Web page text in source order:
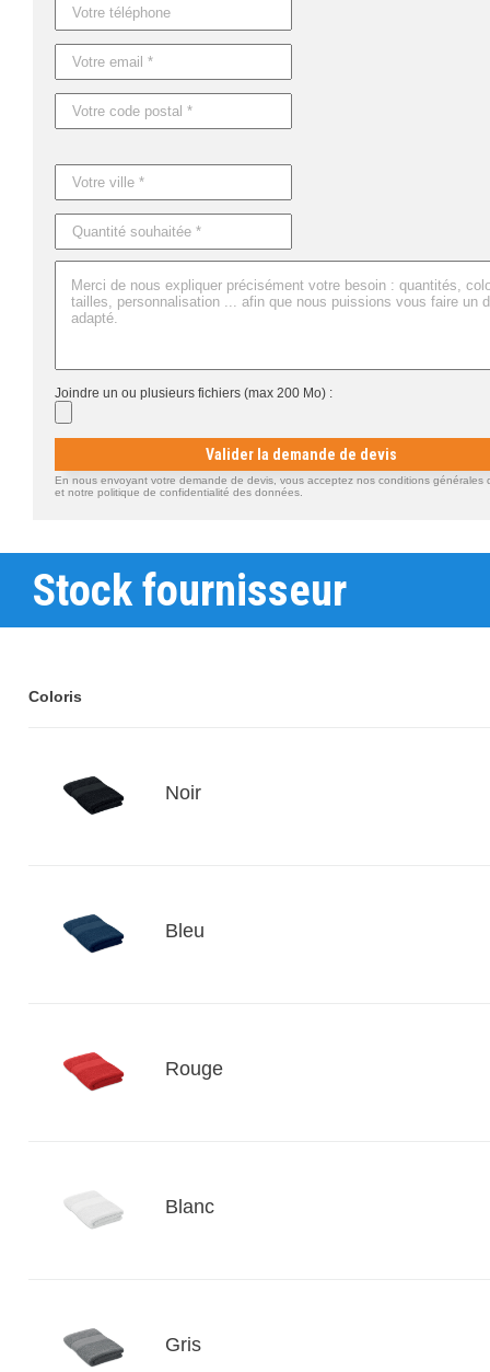
Joindre un ou plusieurs fichiers (max 200 Mo) :
Valider la demande de devis
En nous envoyant votre demande de devis, vous acceptez nos conditions générales
et notre politique de confidentialité des données.
Stock fournisseur
Coloris
Noir
Bleu
Rouge
Blanc
Gris